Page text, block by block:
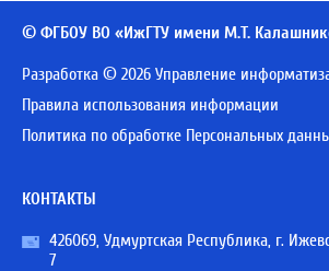
© ФГБОУ ВО «ИжГТУ имени М.Т.
Разработка © 2026 Управление
Правила использования информации
Политика по обработке Персональных
КОНТАКТЫ
426069, Удмуртская Республика, г.
7